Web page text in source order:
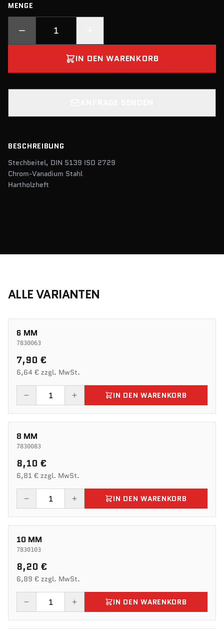
MENGE
IN DEN WARENKORB
BESCHREIBUNG
Stechbeitel, DIN 5139 ISO 2729
Chrom-Vanadium Stahl
Hartholzheft
ALLE VARIANTEN
6 MM
7830063
7,90 €
6,64 € zzgl. MwSt.
IN DEN WARENKORB
8 MM
7830083
8,10 €
6,81 € zzgl. MwSt.
IN DEN WARENKORB
10 MM
7830103
8,20 €
6,89 € zzgl. MwSt.
IN DEN WARENKORB